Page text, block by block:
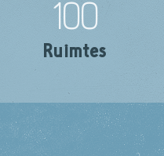
100
Ruimtes